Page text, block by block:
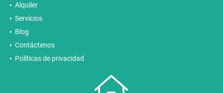
Alquiler
Servicios
Blog
Contáctenos
Políticas de privacidad